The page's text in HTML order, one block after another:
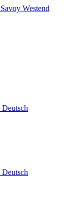
Deutsch
Deutsch